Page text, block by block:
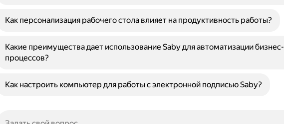
Как персонализация рабочего стола влияет на продуктивность работы?
Какие преимущества дает использование Saby для автоматизации бизнес-
процессов?
Как настроить компьютер для работы с электронной подписью Saby?